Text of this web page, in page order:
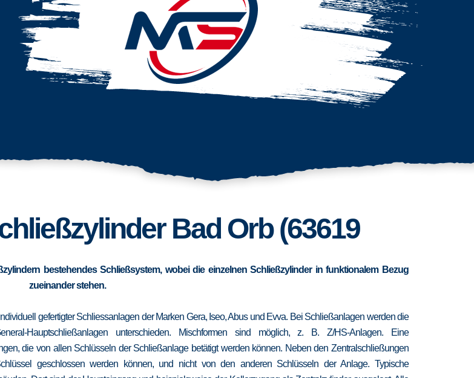
Bad Orb (63619
bestehendes Schließsystem, wobei die einzelnen Schließzylinder in funktionalem Bezug
zueinander stehen.
gefertigter Schliessanlagen der Marken Gera, Iseo, Abus und Evva. Bei Schließanlagen werden die
Hauptschließanlagen unterschieden. Mischformen sind möglich, z. B. Z/HS-Anlagen. Eine
die von allen Schlüsseln der Schließanlage betätigt werden können. Neben den Zentralschließungen
geschlossen werden können, und nicht von den anderen Schlüsseln der Anlage. Typische